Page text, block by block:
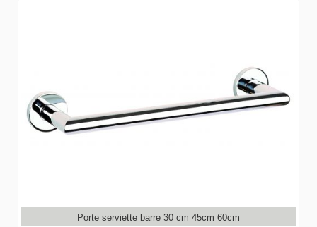
Porte serviette barre 30 cm 45cm 60cm